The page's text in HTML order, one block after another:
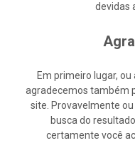
devidas
Em primeiro lugar,
agradecemos também
site. Provavelmente
busca do
certamente você